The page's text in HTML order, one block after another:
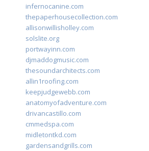
infernocanine.com
thepaperhousecollection.com
allisonwillisholley.com
solslite.org
portwayinn.com
djmaddogmusic.com
thesoundarchitects.com
allin1roofing.com
keepjudgewebb.com
anatomyofadventure.com
drivancastillo.com
cmmedspa.com
midletontkd.com
gardensandgrills.com